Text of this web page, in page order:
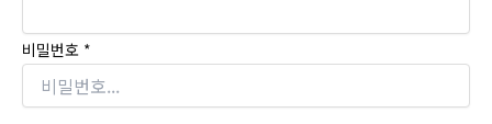
비밀번호 *